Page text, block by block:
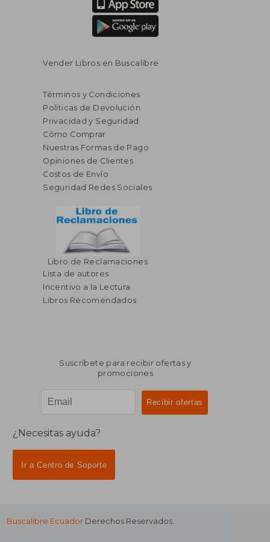
Vender Libros en Buscalibre
Términos y Condiciones
Políticas de Devolución
Privacidad y Seguridad
Cómo Comprar
Nuestras Formas de Pago
Opiniones de Clientes
Costos de Envío
Seguridad Redes Sociales
Libro de Reclamaciones
Lista de autores
Incentivo a la Lectura
Libros Recomendados
Suscríbete para recibir ofertas y
promociones
¿Necesitas ayuda?
Ir a Centro de Soporte
Buscalibre Ecuador Derechos Reservados.